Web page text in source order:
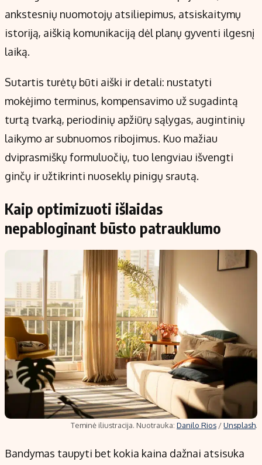
ankstesnių nuomotojų atsiliepimus, atsiskaitymų
istoriją, aiškią komunikaciją dėl planų gyventi ilgesnį
laiką.
Sutartis turėtų būti aiški ir detali: nustatyti
mokėjimo terminus, kompensavimo už sugadintą
turtą tvarką, periodinių apžiūrų sąlygas, augintinių
laikymo ar subnuomos ribojimus. Kuo mažiau
dviprasmiškų formuluočių, tuo lengviau išvengti
ginčų ir užtikrinti nuoseklų pinigų srautą.
Kaip optimizuoti išlaidas
nepabloginant būsto patrauklumo
Teminė iliustracija. Nuotrauka: Danilo Rios /Unsplash.
Bandymas taupyti bet kokia kaina dažnai atsisuka